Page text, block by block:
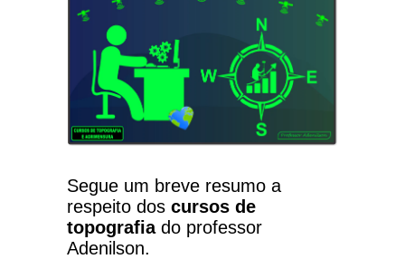
Segue um breve resumo a
respeito dos cursos de
topografiado professor
Adenilson.